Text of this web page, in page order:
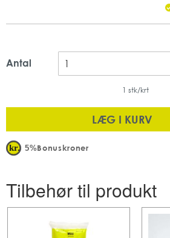
Bruges til 1 liters poser
H: 300 mm, B: 112 mm, D: 115 mm
Antal
1 stk/krt
LÆG I KURV
5%Bonuskroner
Tilbehør til produkt